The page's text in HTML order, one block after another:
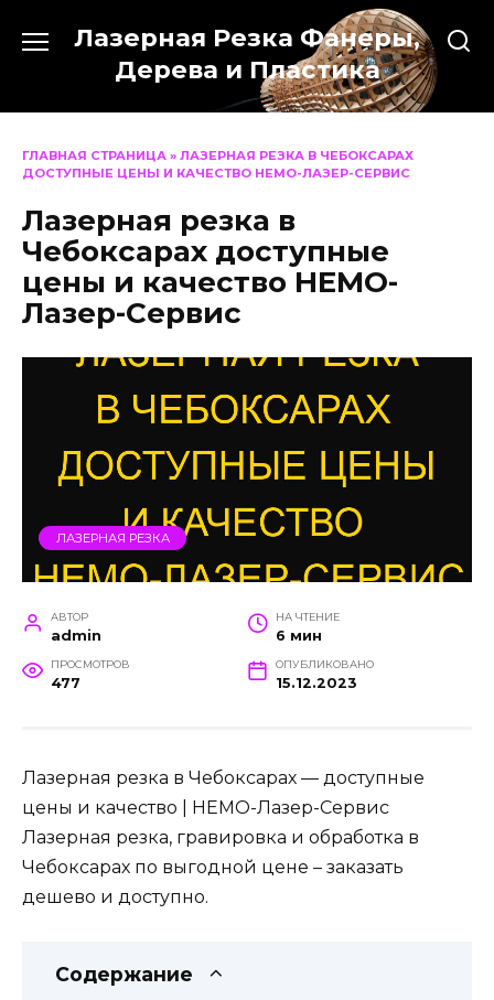
содержанию
Лазерная Резка Фанеры,
Дерева и Пластика
ГЛАВНАЯ СТРАНИЦА » ЛАЗЕРНАЯ РЕЗКА В ЧЕБОКСАРАХ
ДОСТУПНЫЕ ЦЕНЫ И КАЧЕСТВО НЕМО-ЛАЗЕР-СЕРВИС
Лазерная резка в
Чебоксарах доступные
цены и качество НЕМО-
Лазер-Сервис
ЛАЗЕРНАЯ РЕЗКА
АВТОР
admin
НА ЧТЕНИЕ
6 мин
ПРОСМОТРОВ
477
ОПУБЛИКОВАНО
15.12.2023
Лазерная резка в Чебоксарах — доступные
цены и качество | НЕМО-Лазер-Сервис
Лазерная резка, гравировка и обработка в
Чебоксарах по выгодной цене – заказать
дешево и доступно.
Содержание